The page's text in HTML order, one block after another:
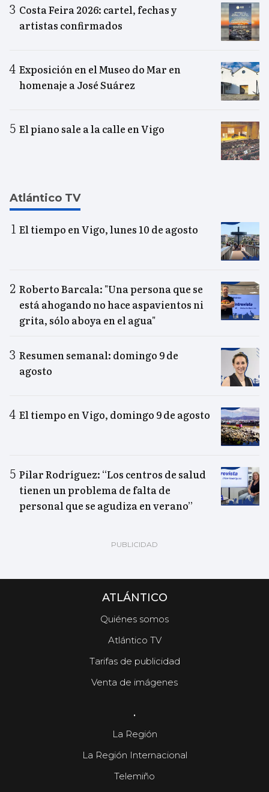
Costa Feira 2026: cartel, fechas y
artistas confirmados
Exposición en el Museo do Mar en
homenaje a José Suárez
El piano sale a la calle en Vigo
Atlántico TV
El tiempo en Vigo, lunes 10 de agosto
Roberto Barcala: "Una persona que se
está ahogando no hace aspavientos ni
grita, sólo aboya en el agua"
Resumen semanal: domingo 9 de
agosto
El tiempo en Vigo, domingo 9 de agosto
Pilar Rodríguez: “Los centros de salud
tienen un problema de falta de
personal que se agudiza en verano”
ATLÁNTICO
Quiénes somos
Atlántico TV
Tarifas de publicidad
Venta de imágenes
.
La Región
La Región Internacional
Telemiño